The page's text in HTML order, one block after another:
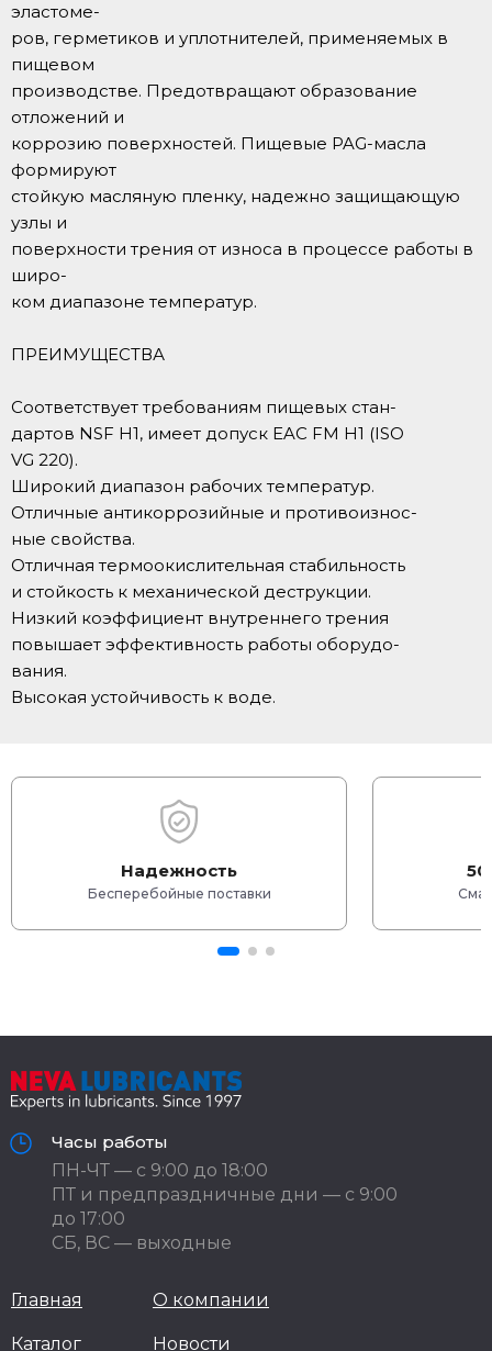
эластоме-
ров, герметиков и уплотнителей, применяемых в
пищевом
производстве. Предотвращают образование
отложений и
коррозию поверхностей. Пищевые PAG-масла
формируют
стойкую масляную пленку, надежно защищающую
узлы и
поверхности трения от износа в процессе работы в
широ-
ком диапазоне температур.
ПРЕИМУЩЕСТВА
Соответствует требованиям пищевых стан-
дартов NSF H1, имеет допуск EAC FM H1 (ISO
VG 220).
Широкий диапазон рабочих температур.
Отличные антикоррозийные и противоизнос-
ные свойства.
Отличная термоокислительная стабильность
и стойкость к механической деструкции.
Низкий коэффициент внутреннего трения
повышает эффективность работы оборудо-
вания.
Высокая устойчивость к воде.
Надежность
Бесперебойные поставки
Часы работы
ПН-ЧТ — с 9:00 до 18:00
ПТ и предпраздничные дни — с 9:00
до 17:00
СБ, ВС — выходные
Главная
Каталог
О компании
Новости